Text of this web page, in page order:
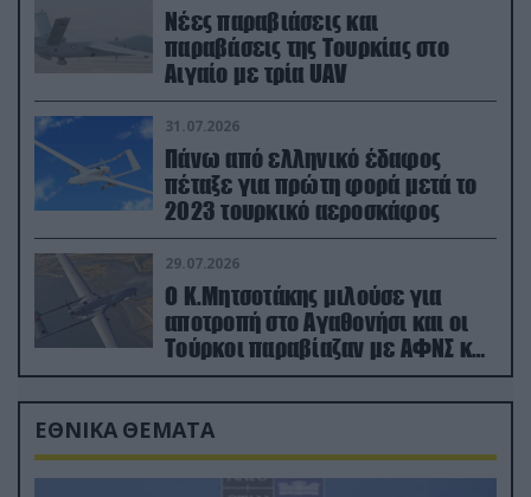
Νέες παραβιάσεις και
παραβάσεις της Τουρκίας στο
Αιγαίο με τρία UAV
31.07.2026
Πάνω από ελληνικό έδαφος
πέταξε για πρώτη φορά μετά το
2023 τουρκικό αεροσκάφος
29.07.2026
Ο Κ.Μητσοτάκης μιλούσε για
αποτροπή στο Αγαθονήσι και οι
Τούρκοι παραβίαζαν με ΑΦΝΣ και
drone
ΕΘΝΙΚΑ ΘΕΜΑΤΑ